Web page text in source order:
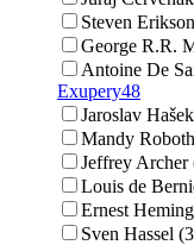
Steven
George R.R.
Antoine De
Exupery48
Jaroslav
Mandy
Jeffrey
Louis de
Ernest
Sven Hassel